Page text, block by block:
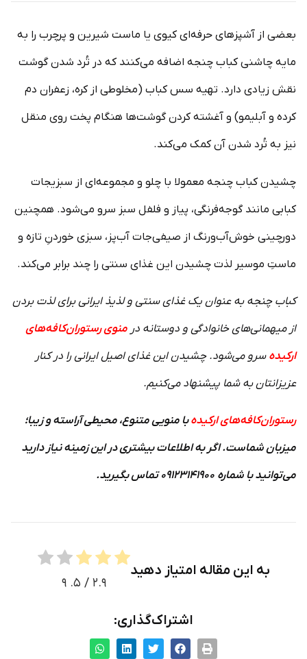
بعضی از آشپزهای حرفه‌ای کیوی یا ماست شیرین و پرچرب را به
مایه چاشنی کباب چنجه اضافه می‌کنند که در تُرد شدن گوشت
نقش زیادی دارد. تهیه سس کباب (مخلوطی از کره، زعفران دم
کرده و آبلیمو) و آغشته کردن گوشت‌ها هنگام پخت روی منقل
نیز به تُرد شدن آن کمک می‌کند.
چشیدن کباب چنجه معمولا با چلو و مجموعه‌ای از سبزیجات
کبابی مانند گوجه‌فرنگی، پیاز و فلفل سبز سرو می‌شود. همچنین
دورچینی خوش‌آب‌ورنگ از صیفی‌جات آب‌پز، سبزی خوردنِ تازه و
ماستِ موسیر لذت چشیدن این غذای سنتی را چند برابر می‌کند.
کباب چنجه به عنوان یک غذای سنتی و لذیذ ایرانی برای لذت بردن
از میهمانی‌های خانوادگی و دوستانه در منوی رستوران‌کافه‌های
ارکیده سرو می‌شود. چشیدن این غذای اصیل ایرانی را در کنار
عزیزانتان به شما پیشنهاد می‌کنیم.
رستوران‌کافه‌های ارکیدهبا منویی متنوع، محیطی آراسته و زیبا؛
میزبان شماست. اگر به اطلاعات بیشتری در این زمینه نیاز دارید
می‌توانید با شماره ۰۹۱۲۳۱۴۱۹۰۰ تماس بگیرید.
به این مقاله امتیاز دهید
۲.۹ / ۵. ۹
اشتراک‌گذاری: